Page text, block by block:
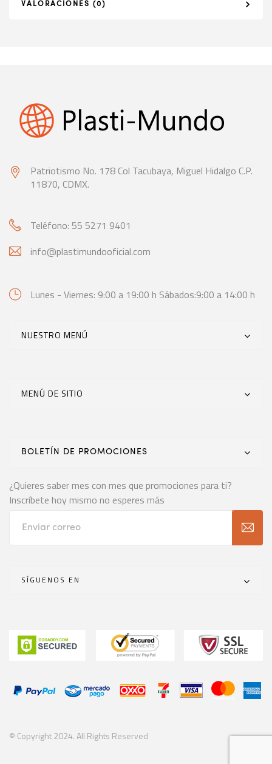
VALORACIONES (0)
Patriotismo No. 178 Col Tacubaya, Miguel Hidalgo C.P.
11870, CDMX.
Teléfono: 55 5271 9401
info@plastimundooficial.com
Lunes - Viernes: 9:00 a 19:00 h Sábados:9:00 a 14:00 h
NUESTRO MENÚ
MENÚ DE SITIO
BOLETÍN DE PROMOCIONES
¿Quieres saber mes con mes que promociones para ti?
Inscríbete hoy mismo no esperes más
SÍGUENOS EN
© Copyright 2024. All Rights Reserved